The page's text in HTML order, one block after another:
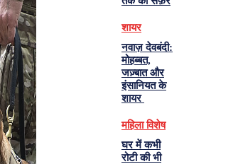
शायर
नवाज़ देवबंदी:
मोहब्बत,
जज़्बात और
इंसानियत के
शायर
महिला विशेष
घर में कभी
रोटी की भी